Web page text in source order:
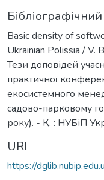
Basic density of
Ukrainian Polissia / V.
Тези доповідей
практичної
екосистемного
садово-парковому
року). - К. : НУБіП
URI
https://